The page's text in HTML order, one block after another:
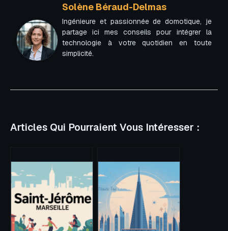
Solène Béraud-Delmas
Ingénieure et passionnée de domotique, je
partage ici mes conseils pour intégrer la
technologie à votre quotidien en toute
simplicité.
Articles Qui Pourraient Vous Intéresser :